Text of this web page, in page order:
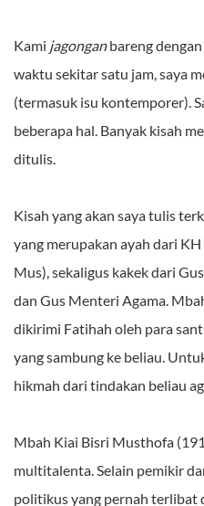
Kami jagonganbareng
waktu sekitar satu jam, saya
(termasuk isu kontemporer).
beberapa hal. Banyak kisah
ditulis.
Kisah yang akan saya tulis
yang merupakan ayah dari
Mus), sekaligus kakek dari
dan Gus Menteri Agama.
dikirimi Fatihah oleh para
yang sambung ke beliau.
hikmah dari tindakan beliau
Mbah Kiai Bisri Musthofa
multitalenta. Selain pemikir
politikus yang pernah terlibat